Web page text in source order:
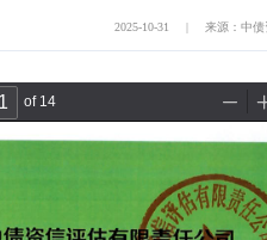
2025-10-31 | 来源：中债